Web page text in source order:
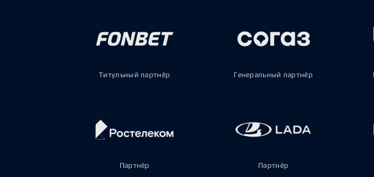
Титульный партнёр Генеральный партнёр
Партнёр Партнёр